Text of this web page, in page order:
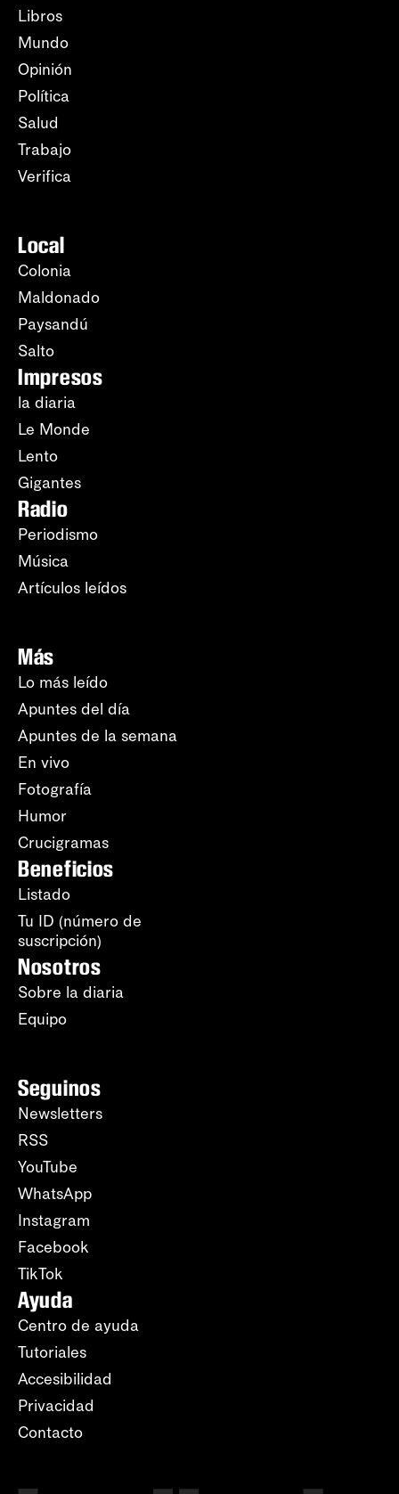
Libros
Mundo
Opinión
Política
Salud
Trabajo
Verifica
Local
Colonia
Maldonado
Paysandú
Salto
Impresos
la diaria
Le Monde
Lento
Gigantes
Radio
Periodismo
Música
Artículos leídos
Más
Lo más leído
Apuntes del día
Apuntes de la semana
En vivo
Fotografía
Humor
Crucigramas
Beneficios
Listado
Tu ID (número de
suscripción)
Nosotros
Sobre la diaria
Equipo
Seguinos
Newsletters
RSS
YouTube
WhatsApp
Instagram
Facebook
TikTok
Ayuda
Centro de ayuda
Tutoriales
Accesibilidad
Privacidad
Contacto